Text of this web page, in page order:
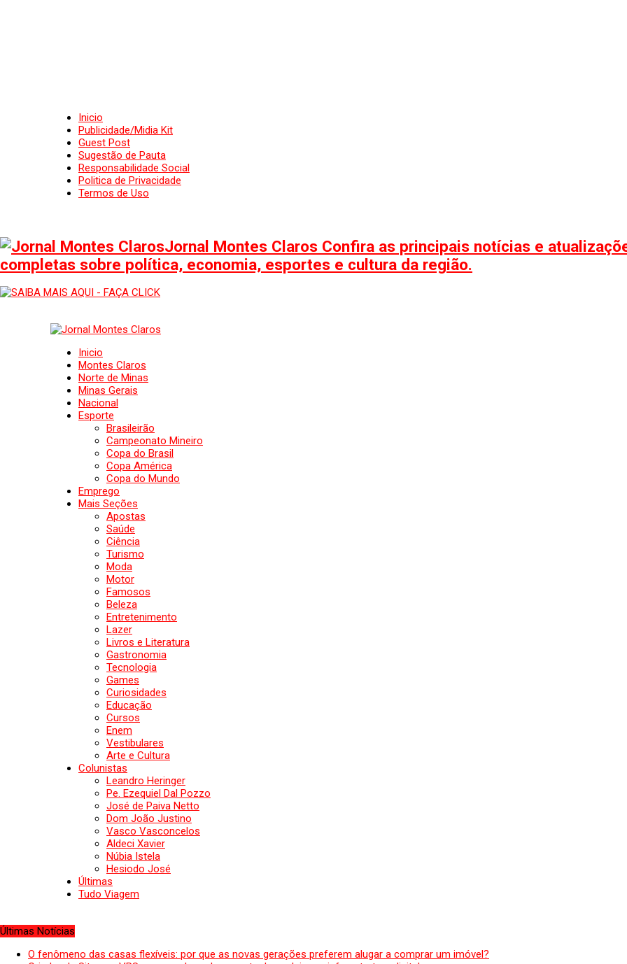
Inicio
Publicidade/Midia Kit
Guest Post
Sugestão de Pauta
Responsabilidade Social
Politica de Privacidade
Termos de Uso
Jornal Montes Claros Confira as principais notícias e
completas sobre política, economia, esportes e cultura da região.
Inicio
Montes Claros
Norte de Minas
Minas Gerais
Nacional
Esporte
Brasileirão
Campeonato Mineiro
Copa do Brasil
Copa América
Copa do Mundo
Emprego
Mais Seções
Apostas
Saúde
Ciência
Turismo
Moda
Motor
Famosos
Beleza
Entretenimento
Lazer
Livros e Literatura
Gastronomia
Tecnologia
Games
Curiosidades
Educação
Cursos
Enem
Vestibulares
Arte e Cultura
Colunistas
Leandro Heringer
Pe. Ezequiel Dal Pozzo
José de Paiva Netto
Dom João Justino
Vasco Vasconcelos
Aldeci Xavier
Núbia Istela
Hesiodo José
Últimas
Tudo Viagem
Últimas Notícias
O fenômeno das casas flexíveis: por que as novas gerações preferem alugar a comprar um imóvel?